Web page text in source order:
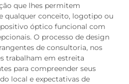
que lhes permitem
qualquer conceito, logotipo ou
óptico funcional com
O processo de design
de consultoria, nos
trabalham em estreita
para compreender seus
local e expectativas de